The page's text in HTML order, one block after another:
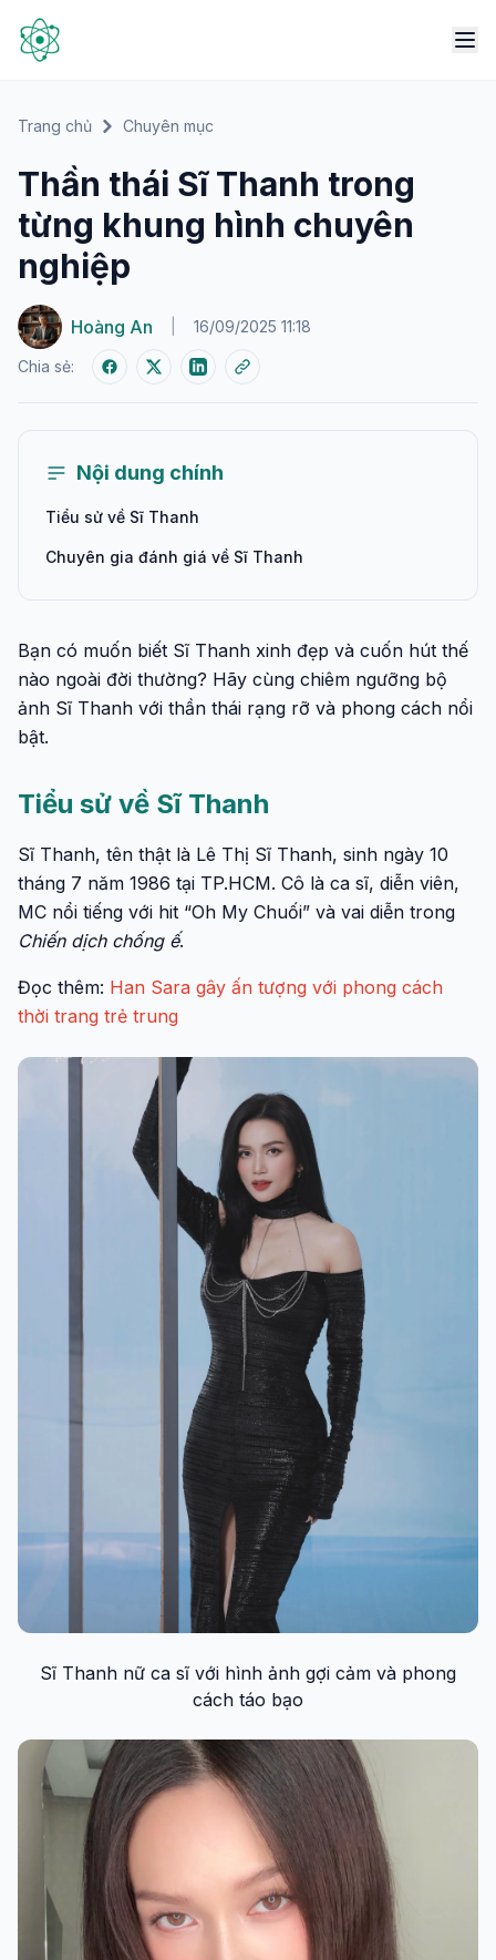
Trang chủ Chuyên mục
Thần thái Sĩ Thanh trong
từng khung hình chuyên
nghiệp
Hoàng An 16/09/2025 11:18
Chia sẻ:
Nội dung chính
Tiểu sử về Sĩ Thanh
Chuyên gia đánh giá về Sĩ Thanh
Bạn có muốn biết Sĩ Thanh xinh đẹp và cuốn hút thế
nào ngoài đời thường? Hãy cùng chiêm ngưỡng bộ
ảnh Sĩ Thanh với thần thái rạng rỡ và phong cách nổi
bật.
Tiểu sử về Sĩ Thanh
Sĩ Thanh, tên thật là Lê Thị Sĩ Thanh, sinh ngày 10
tháng 7 năm 1986 tại TP.HCM. Cô là ca sĩ, diễn viên,
MC nổi tiếng với hit “Oh My Chuối” và vai diễn trong
Chiến dịch chống ế.
Đọc thêm: Han Sara gây ấn tượng với phong cách
thời trang trẻ trung
Sĩ Thanh nữ ca sĩ với hình ảnh gợi cảm và phong
cách táo bạo